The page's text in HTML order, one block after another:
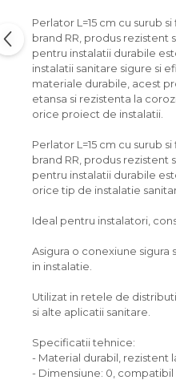
Perlator L=15 cm cu surub
brand RR, produs rezistent
pentru instalatii durabile
instalatii sanitare sigure si
materiale durabile, acest
etansa si rezistenta la
orice proiect de instalatii.
Perlator L=15 cm cu surub
brand RR, produs rezistent
pentru instalatii durabile
orice tip de instalatie
Ideal pentru instalatori,
Asigura o conexiune
in instalatie.
Utilizat in retele de
si alte aplicatii sanitare.
Specificatii tehnice:
- Material durabil, rezistent
- Dimensiune: 0,